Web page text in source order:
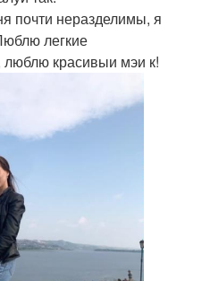
почти неразделимы, я
легкие
красивыи мэи к!